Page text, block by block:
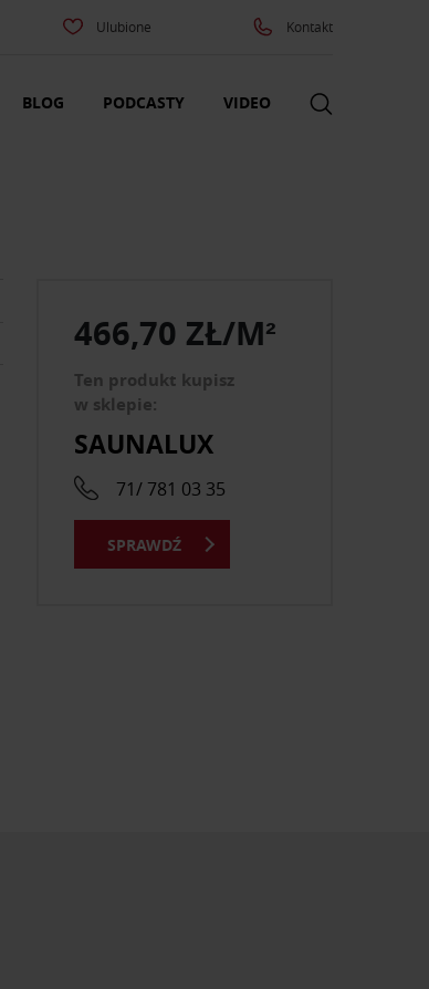
Ulubione Kontakt
BLOG PODCASTY VIDEO
466,70 ZŁ/M²
Ten produkt kupisz
w sklepie:
SAUNALUX
71/ 781 03 35
SPRAWDŹ